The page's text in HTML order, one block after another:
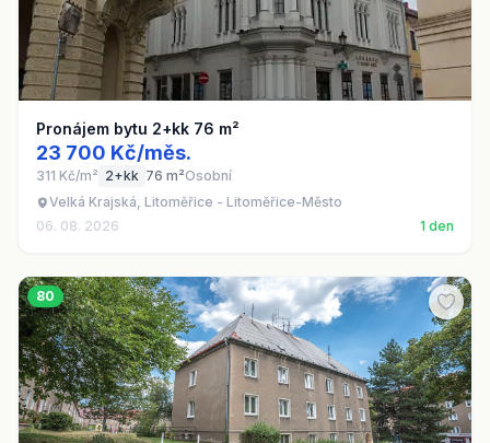
Pronájem bytu 2+kk 76 m²
23 700 Kč/měs.
311 Kč/m² 2+kk 76 m²Osobní
Velká Krajská, Litoměřice - Litoměřice-Město
06. 08. 2026
1 den
80